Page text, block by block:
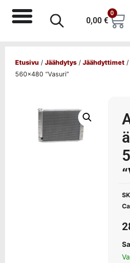
0,00 €
0
Etusivu / Jäähdytys / Jäähdyttimet /
560×480 “Vasuri”